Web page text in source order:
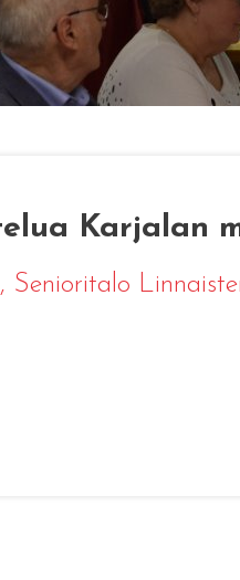
Karjalan
, Senioritalo